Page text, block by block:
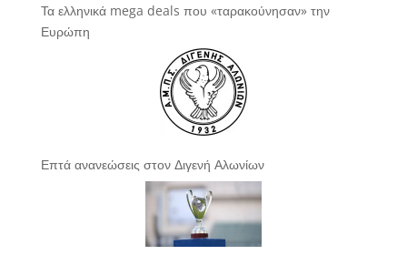
Τα ελληνικά mega deals που «ταρακούνησαν» την
Ευρώπη
Επτά ανανεώσεις στον Διγενή Αλωνίων